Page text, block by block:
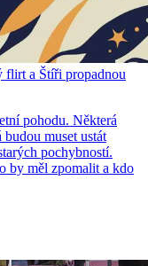
a Štíři propadnou
pohodu. Některá
muset ustát
pochybností.
by měl zpomalit a kdo